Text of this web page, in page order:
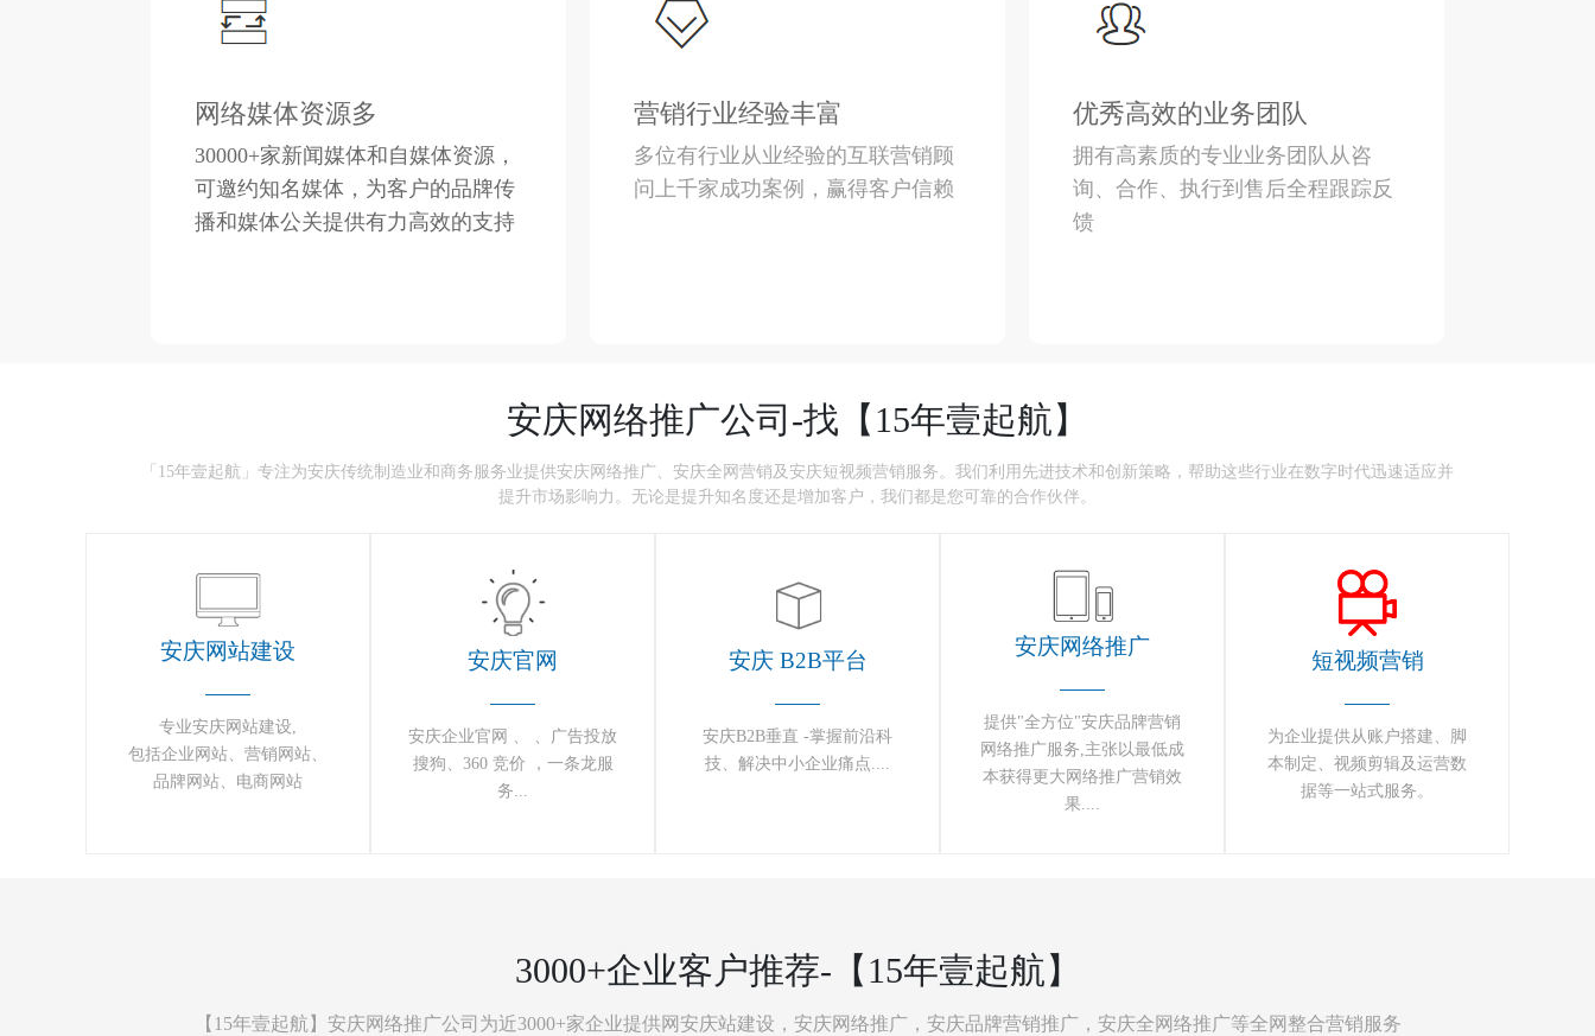
网络媒体资源多
30000+家新闻媒体和自媒体资源，
可邀约知名媒体 ，为客户的品牌传
播和媒体公关提供有力高效的支持
营销行业经验丰富
多位有行业从业经验的互联营销顾
问上千家成功案例，赢得客户信赖
优秀高效的业务团队
拥有高素质的专业业务团队从咨
询、合作、执行到售后全程跟踪反
馈
安庆网络推广公司-找【15年壹起航】
「15年壹起航」专注为安庆传统制造业和商务服务业提供安庆网络推广、安庆全网营销及安庆短视频营销服务。我们利用先进技术和创新策略，帮助这些行业在数字时代迅速适应并
提升市场影响力。无论是提升知名度还是增加客户，我们都是您可靠的合作伙伴。
安庆网站建设
专业安庆网站建设,
包括企业网站、营销网站、
品牌网站、电商网站
安庆官网
安庆企业官网 、 、广告投放
搜狗、360 竞价 ，一条龙服
务...
安庆 B2B平台
安庆B2B垂直 -掌握前沿科
技、解决中小企业痛点....
安庆网络推广
提供"全方位"安庆品牌营销
网络推广服务,主张以最低成
本获得更大 网络推广营销效
果....
短视频营销
为企业提供从账户搭建、脚
本制定、视频剪辑及运营数
据等一站式服务。
3000+企业客户推荐-【15年壹起航】
【15年壹起航】安庆网络推广公司为近3000+家企业提供网安庆站建设，安庆网络推广，安庆品牌营销推广，安庆全网络推广等全网整合营销服务